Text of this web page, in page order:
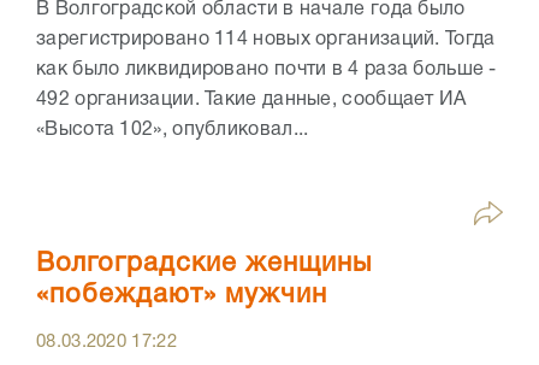
В Волгоградской области в начале года было
зарегистрировано 114 новых организаций. Тогда
как было ликвидировано почти в 4 раза больше -
492 организации. Такие данные, сообщает ИА
«Высота 102», опубликовал...
Волгоградские женщины
«побеждают» мужчин
08.03.2020 17:22